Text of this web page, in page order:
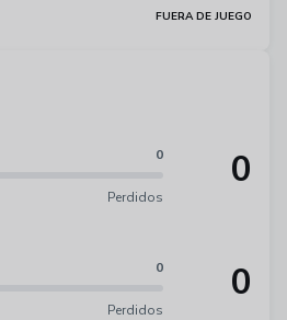
FUERA DE JUEGO
0
Perdidos
0
0
Perdidos
0